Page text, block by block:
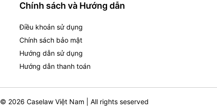
Chính sách và Hướng dẫn
Điều khoản sử dụng
Chính sách bảo mật
Hướng dẫn sử dụng
Hướng dẫn thanh toán
© 2026 Caselaw Việt Nam | All rights seserved